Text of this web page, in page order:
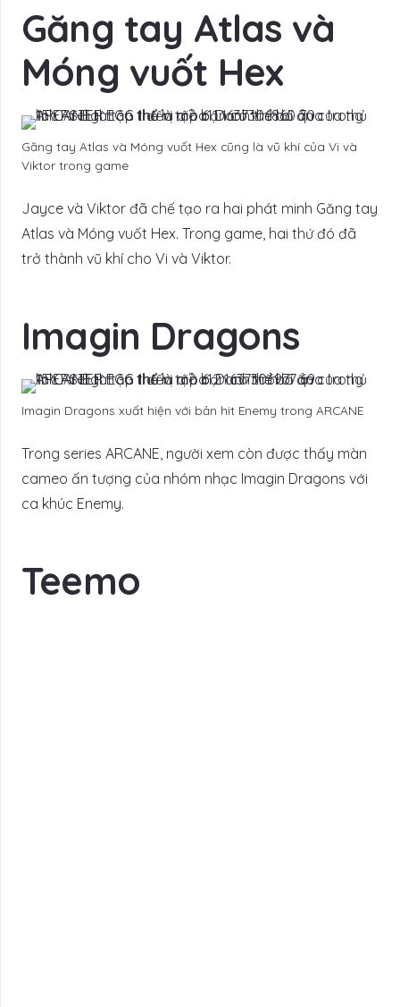
Găng tay Atlas và
Móng vuốt Hex
Găng tay Atlas và Móng vuốt Hex cũng là vũ khí của Vi và
Viktor trong game
Jayce và Viktor đã chế tạo ra hai phát minh Găng tay
Atlas và Móng vuốt Hex. Trong game, hai thứ đó đã
trở thành vũ khí cho Vi và Viktor.
Imagin Dragons
Imagin Dragons xuất hiện với bản hit Enemy trong ARCANE
Trong series ARCANE, người xem còn được thấy màn
cameo ấn tượng của nhóm nhạc Imagin Dragons với
ca khúc Enemy.
Teemo